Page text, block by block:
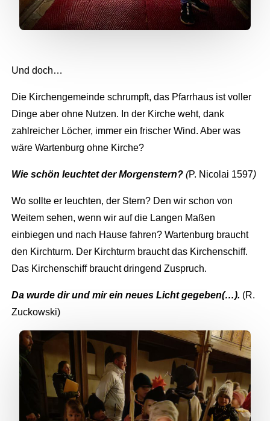
Und doch…
Die Kirchengemeinde schrumpft, das Pfarrhaus ist voller
Dinge aber ohne Nutzen. In der Kirche weht, dank
zahlreicher Löcher, immer ein frischer Wind. Aber was
wäre Wartenburg ohne Kirche?
Wie schön leuchtet der Morgenstern? (P. Nicolai 1597)
Wo sollte er leuchten, der Stern? Den wir schon von
Weitem sehen, wenn wir auf die Langen Maßen
einbiegen und nach Hause fahren? Wartenburg braucht
den Kirchturm. Der Kirchturm braucht das Kirchenschiff.
Das Kirchenschiff braucht dringend Zuspruch.
Da wurde dir und mir ein neues Licht gegeben(…). (R.
Zuckowski)